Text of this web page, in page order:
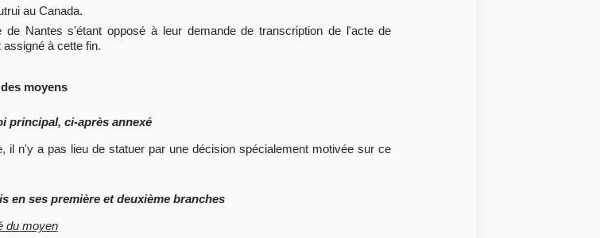
au Canada.
Nantes s'étant opposé à leur demande de transcription de l'acte de
à cette fin.
moyens
principal, ci-après annexé
il n'y a pas lieu de statuer par une décision spécialement motivée sur ce
en ses première et deuxième branches
du moyen